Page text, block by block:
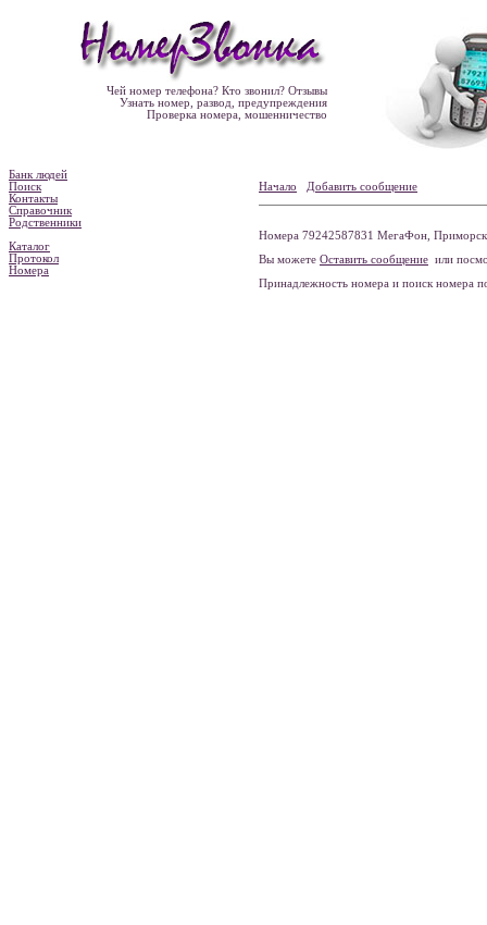
Чей номер телефона? Кто звонил? Отзывы
Узнать номер, развод, предупреждения
Проверка номера, мошенничество
Банк людей
Поиск
Контакты
Справочник
Родственники
Каталог
Протокол
Номера
Начало Добавить сообщение
Номера 79242587831 МегаФон,
Вы можете Оставить сообщение или
Принадлежность номера и поиск номера